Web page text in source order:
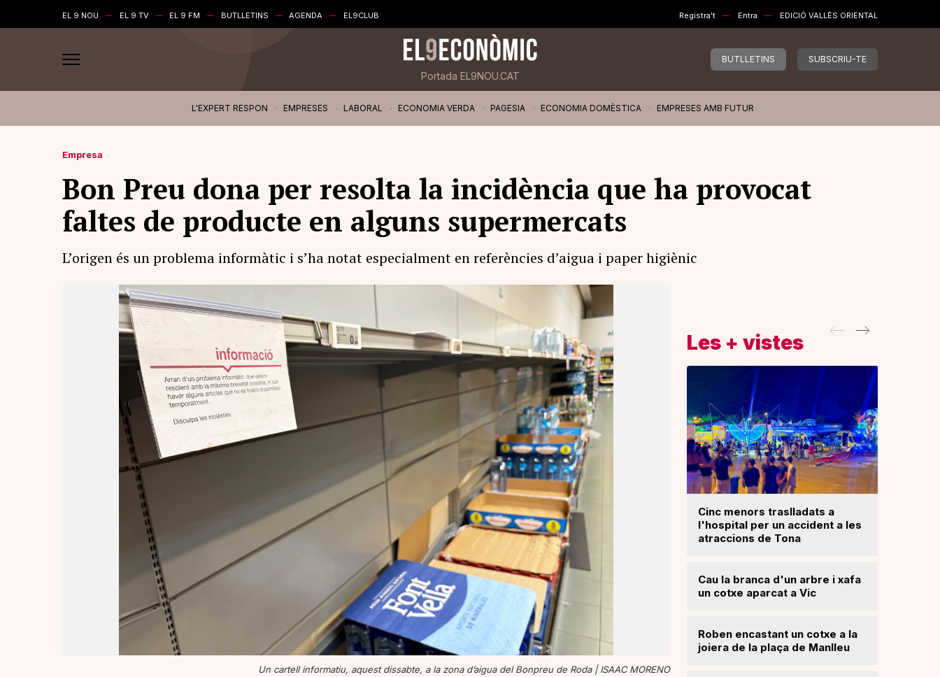
EL 9 NOU EL 9 TV EL 9 FM BUTLLETINS AGENDA EL9CLUB Registra't Entra EDICIÓ VALLÈS ORIENTAL
Portada EL9NOU.CAT
BUTLLETINS SUBSCRIU-TE
L'EXPERT RESPON EMPRESES LABORAL ECONOMIA VERDA PAGESIA ECONOMIA DOMÈSTICA EMPRESES AMB FUTUR
Empresa
Bon Preu dona per resolta la incidència que ha provocat
faltes de producte en alguns supermercats
L’origen és un problema informàtic i s’ha notat especialment en referències d’aigua i paper higiènic
Un cartell informatiu, aquest dissabte, a la zona d’aigua del Bonpreu de Roda |ISAAC MORENO
Les + vistes
Cinc menors traslladats a
l'hospital per un accident a les
atraccions de Tona
Cau la branca d'un arbre i xafa
un cotxe aparcat a Vic
Roben encastant un cotxe a la
joiera de la plaça de Manlleu